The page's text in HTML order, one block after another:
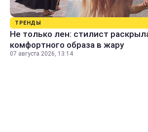
ТРЕНДЫ
Не только лен: стилист
комфортного образа в жару
07 августа 2026, 13:14